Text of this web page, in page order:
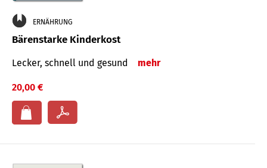
ERNÄHRUNG
Bärenstarke Kinderkost
Lecker, schnell und gesund mehr
20,00 €